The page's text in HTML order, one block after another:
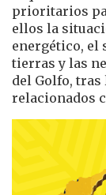
prioritarios
ellos la
energético, el
tierras y las
del Golfo,
relacionados